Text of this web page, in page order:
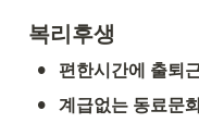
복리후생
• 편한시간에 출퇴
• 계급없는 동료문